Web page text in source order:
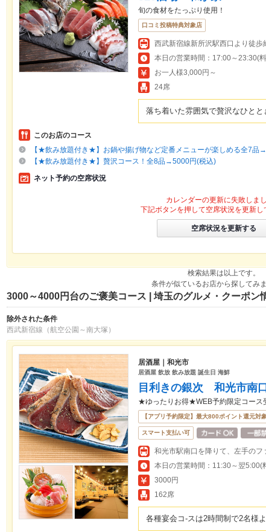
旬の食材をたっぷり使用！
口コミ投稿特典対象店
西武新宿線新所沢駅西口より徒歩
本日の営業時間：17:00～23:30(
お一人様3,000円～
24席
落ち着いた雰囲気で贅沢なひとと
このお店のコース
【★飲み放題付き★】お鍋や揚げ物など定番メニューが楽しめる全7品
【★飲み放題付き★】贅沢コース！全8品→5000円(税込)
ネット予約の空席状況
カレンダーの更新に失敗しまし
下記ボタンを押して空席状況を更新し
空席状況を更新する
検索結果は以上です。
条件が似ているお店から探してみ
3000～4000円台のご褒美コース | 埼玉のグルメ・クーポン
除外された条件
西武新宿線（航空公園～南大塚）
居酒屋｜和光市
居酒屋 飲放 飲み放題 誕生日 海鮮
目利きの銀次 和光市南
★ゆったりお得★WEB予約限定コース
【アプリ予約限定】最大800ポイント還元対
スマート支払い可
本日の営業時間：11:30～翌5:00(
3000円
162席
各種宴会コ-スは2時間制で2名様